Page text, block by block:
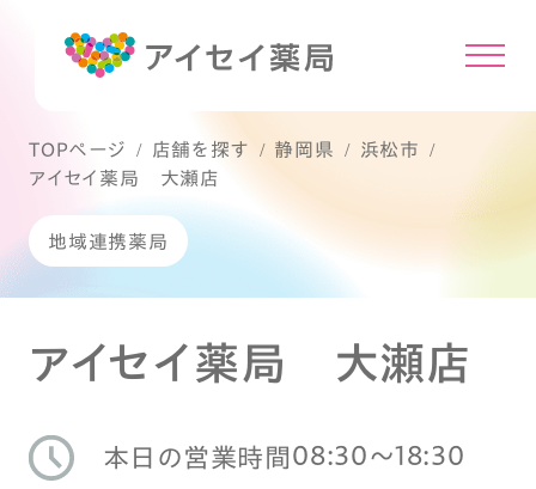
TOPページ 店舗を探す 静岡県
浜松市
アイセイ薬局 大瀬店
地域連携薬局
アイセイ薬局 大瀬店
本日の営業時間 08:30〜18:30